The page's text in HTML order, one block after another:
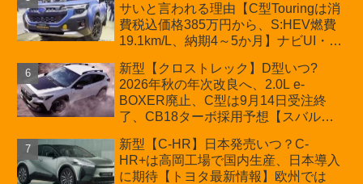
サいと言われる理由【C型Touringは消
費税込価格385万円から、S:HEV燃費
19.1km/L、納期4～5か月】ナビUI・冬
カーオブザイヤーとJNCAP大賞受賞後
も残る注意点
新型【クロストレック】D型いつ?
2026年秋の年次改良へ、2.0L e-
BOXER廃止、C型は9月14日受注終
了、CB18ターボ採用予想【スバル最
新型【C-HR】日本発売いつ？C-
HR+は高岡工場で国内生産、日本導入
に期待【トヨタ最新情報】欧州では